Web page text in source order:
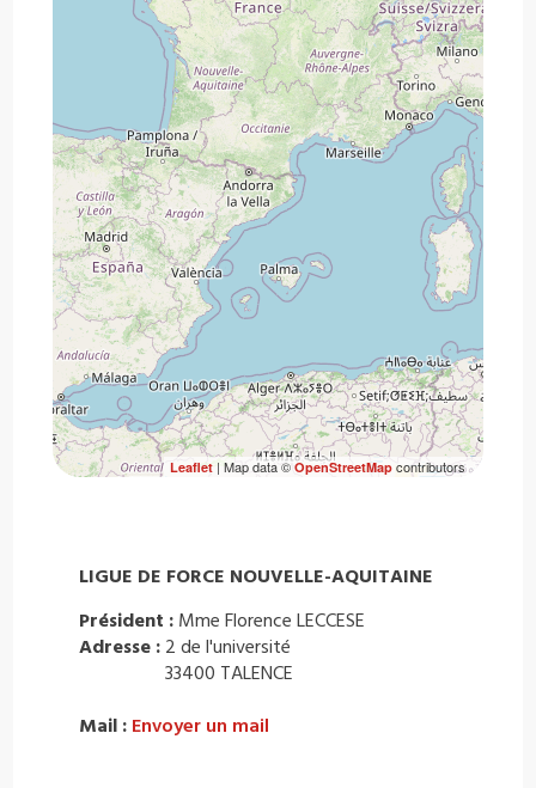
Leaflet| Map data ©OpenStreetMapcontributors
LIGUE DE FORCE NOUVELLE-AQUITAINE
Président : Mme Florence LECCESE
Adresse : 2 de l'université
33400 TALENCE
Mail : Envoyer un mail